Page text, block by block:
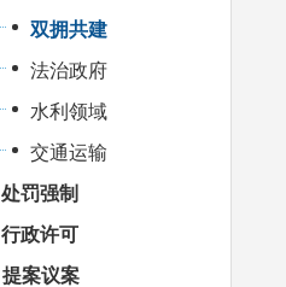
双拥共建
法治政府
水利领域
交通运输
处罚强制
行政许可
提案议案